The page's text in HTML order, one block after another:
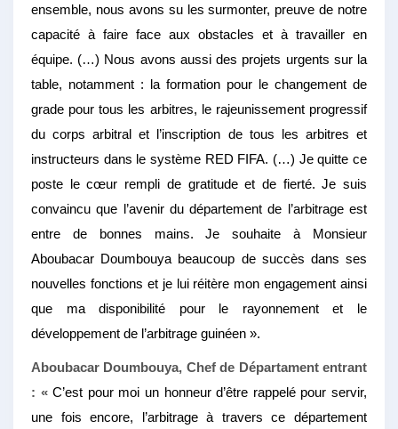
ensemble, nous avons su les surmonter, preuve de notre
capacité à faire face aux obstacles et à travailler en
équipe. (…) Nous avons aussi des projets urgents sur la
table, notamment : la formation pour le changement de
grade pour tous les arbitres, le rajeunissement progressif
du corps arbitral et l’inscription de tous les arbitres et
instructeurs dans le système RED FIFA. (…) Je quitte ce
poste le cœur rempli de gratitude et de fierté. Je suis
convaincu que l’avenir du département de l’arbitrage est
entre de bonnes mains. Je souhaite à Monsieur
Aboubacar Doumbouya beaucoup de succès dans ses
nouvelles fonctions et je lui réitère mon engagement ainsi
que ma disponibilité pour le rayonnement et le
développement de l’arbitrage guinéen ».
Aboubacar Doumbouya, Chef de Départament entrant
: «C’est pour moi un honneur d’être rappelé pour servir,
une fois encore, l’arbitrage à travers ce département